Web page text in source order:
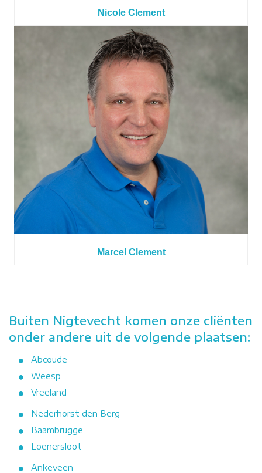
Nicole Clement
Marcel Clement
Buiten Nigtevecht komen onze cliënten
onder andere uit de volgende plaatsen:
Abcoude
Weesp
Vreeland
Nederhorst den Berg
Baambrugge
Loenersloot
Ankeveen